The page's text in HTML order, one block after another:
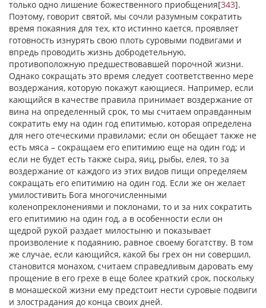
только одно лишение божественного приобщения[343].
Поэтому, говорит святой, мы сочли разумным сократить
время покаяния для тех, кто истинно кается, проявляет
готовность изнурять свою плоть суровыми подвигами и
впредь проводить жизнь добродетельную,
противоположную предшествовавшей порочной жизни.
Однако сокращать это время следует соответственно мере
воздержания, которую покажут кающиеся. Например, если
кающийся в качестве правила принимает воздержание от
вина на определенный срок, то мы считаем оправданным
сократить ему на один год епитимью, которая определена
для него отеческими правилами; если он обещает также не
есть мяса – сокращаем его епитимию еще на один год; и
если не будет есть также сыра, яиц, рыбы, елея, то за
воздержание от каждого из этих видов пищи определяем
сокращать его епитимию на один год. Если же он желает
умилостивить Бога многочисленными
коленопреклонениями и поклонами, то и за них сократить
его епитимию на один год, а в особенности если он
щедрой рукой раздает милостыню и показывает
произволение к подаянию, равное своему богатству. В том
же случае, если кающийся, какой бы грех он ни совершил,
становится монахом, считаем справедливым даровать ему
прощение в его грехе в еще более краткий срок, поскольку
в монашеской жизни ему предстоит нести суровые подвиги
и злострадания до конца своих дней.